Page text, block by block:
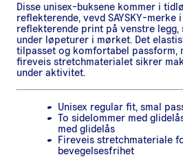
Disse unisex-buksene kommer i
reflekterende, vevd SAYSKY-merke
reflekterende print på venstre
under løpeturer i mørket. Det
tilpasset og komfortabel passform,
fireveis stretchmaterialet sikrer
under aktivitet.
Unisex regular fit, smal
To sidelommer med
med glidelås
Fireveis stretchmateriale
bevegelsesfrihet